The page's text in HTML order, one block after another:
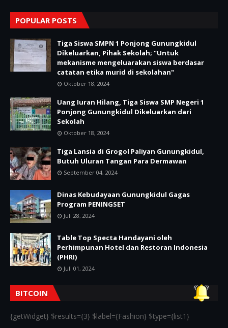
POPULAR POSTS
Tiga Siswa SMPN 1 Ponjong Gunungkidul
Dikeluarkan, Pihak Sekolah; "Untuk
mekanisme mengeluarakan siswa berdasar
catatan etika murid di sekolahan"
Oktober 18, 2024
Uang Iuran Hilang, Tiga Siswa SMP Negeri 1
Ponjong Gunungkidul Dikeluarkan dari
Sekolah
Oktober 18, 2024
Tiga Lansia di Grogol Paliyan Gunungkidul,
Butuh Uluran Tangan Para Dermawan
September 04, 2024
Dinas Kebudayaan Gunungkidul Gagas
Program PENINGSET
Juli 28, 2024
Table Top Specta Handayani oleh
Perhimpunan Hotel dan Restoran Indonesia
(PHRI)
Juli 01, 2024
BITCOIN
{getWidget} $results={3} $label={Fashion} $type={list1}